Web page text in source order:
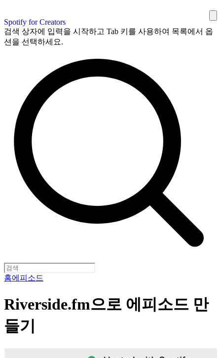
Spotify for Creators
검색 상자에 입력을 시작하고 Tab 키를 사용하여 목록에서 옵
션을 선택하세요.
홈에피소드
Riverside.fm으로 에피소드 만
들기